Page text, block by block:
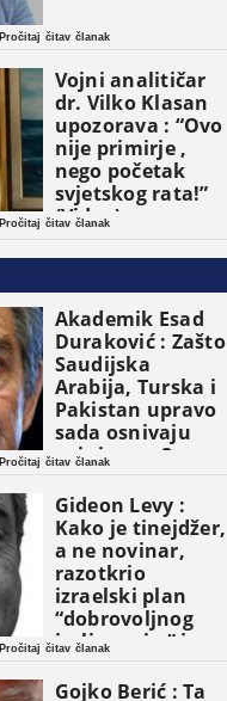
Pročitaj čitav članak
Vojni analitičar
dr. Vilko Klasan
upozorava : “Ovo
nije primirje ,
nego početak
svjetskog rata!”
(Video)
Pročitaj čitav članak
Akademik Esad
Duraković : Zašto
Saudijska
Arabija, Turska i
Pakistan upravo
sada osnivaju
vojni savez?
Pročitaj čitav članak
Gideon Levy :
Kako je tinejdžer,
a ne novinar,
razotkrio
izraelski plan
“dobrovoljnog
iseljavanja ” iz
Gaze
Pročitaj čitav članak
Gojko Berić : Ta